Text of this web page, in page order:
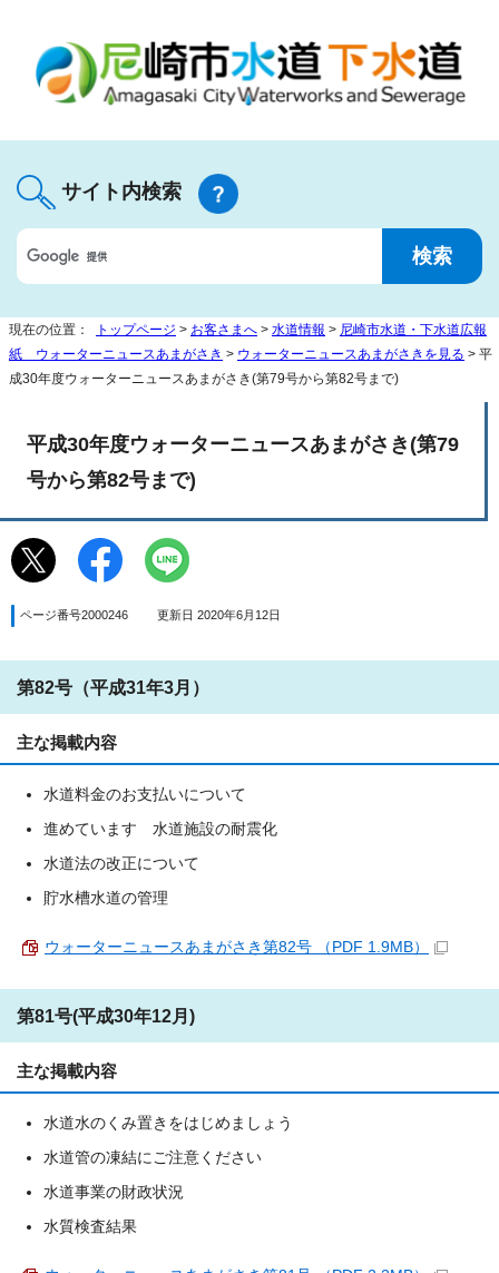
サイト内検索
現在の位置： トップページ > お客さまへ > 水道情報 > 尼崎市水道・下水道広報
紙 ウォーターニュースあまがさき > ウォーターニュースあまがさきを見る > 平
成30年度ウォーターニュースあまがさき(第79号から第82号まで)
平成30年度ウォーターニュースあまがさき(第79
号から第82号まで)
ページ番号2000246 更新日 2020年6月12日
第82号（平成31年3月）
主な掲載内容
水道料金のお支払いについて
進めています 水道施設の耐震化
水道法の改正について
貯水槽水道の管理
ウォーターニュースあまがさき第82号 （PDF 1.9MB）
第81号(平成30年12月)
主な掲載内容
水道水のくみ置きをはじめましょう
水道管の凍結にご注意ください
水道事業の財政状況
水質検査結果